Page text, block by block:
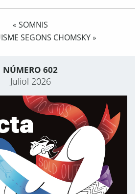
« SOMNIS
SEGONS CHOMSKY »
NÚMERO 602
Juliol 2026